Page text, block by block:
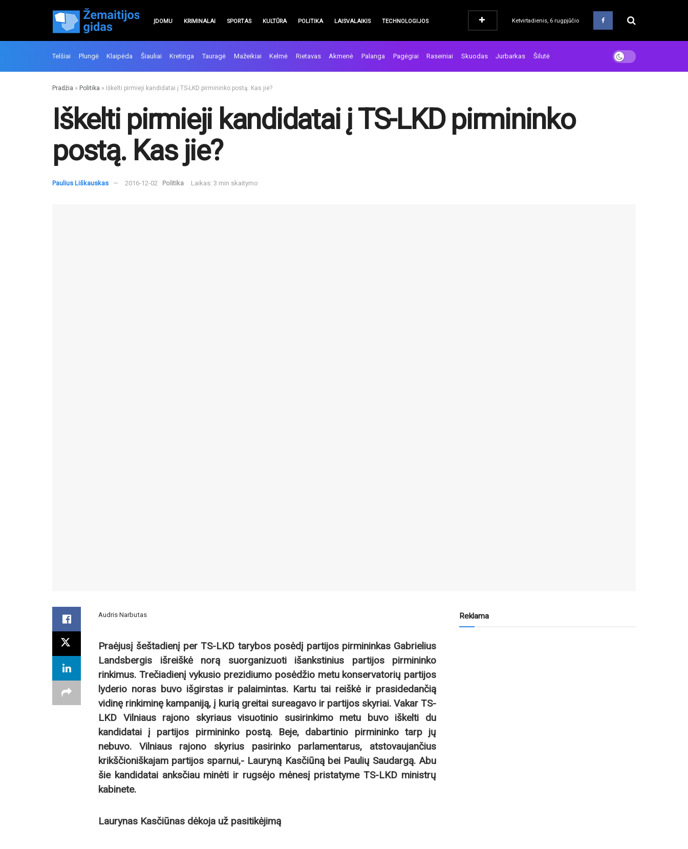
ĮDOMU KRIMINALAI SPORTAS KULTŪRA POLITIKA LAISVALAIKIS TECHNOLOGIJOS Ketvirtadienis, 6 rugpjūčio
Telšiai Plungė Klaipėda Šiauliai Kretinga Tauragė Mažeikiai Kelmė Rietavas Akmenė Palanga Pagėgiai Raseiniai Skuodas Jurbarkas Šilutė
Pradžia » Politika » Iškelti pirmieji kandidatai į TS-LKD pirmininko postą. Kas jie?
Iškelti pirmieji kandidatai į TS-LKD pirmininko
postą. Kas jie?
Paulius Liškauskas 2016-12-02 Politika Laikas: 3 min skaitymo
Audris Narbutas
Praėjusį šeštadienį per TS-LKD tarybos posėdį partijos pirmininkas Gabrielius
Landsbergis išreiškė norą suorganizuoti išankstinius partijos pirmininko
rinkimus. Trečiadienį vykusio prezidiumo posėdžio metu konservatorių partijos
lyderio noras buvo išgirstas ir palaimintas. Kartu tai reiškė ir prasidedančią
vidinę rinkiminę kampaniją, į kurią greitai sureagavo ir partijos skyriai. Vakar TS-
LKD Vilniaus rajono skyriaus visuotinio susirinkimo metu buvo iškelti du
kandidatai į partijos pirmininko postą. Beje, dabartinio pirmininko tarp jų
nebuvo. Vilniaus rajono skyrius pasirinko parlamentarus, atstovaujančius
krikščioniškajam partijos sparnui,- Lauryną Kasčiūną bei Paulių Saudargą. Abu
šie kandidatai anksčiau minėti ir rugsėjo mėnesį pristatyme TS-LKD ministrų
kabinete.
Laurynas Kasčiūnas dėkoja už pasitikėjimą
Reklama